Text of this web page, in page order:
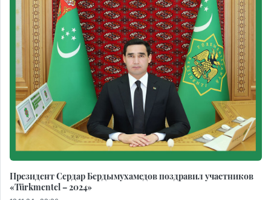
Президент Сердар Бердымухамедов поздравил участников
«Türkmentel – 2024»